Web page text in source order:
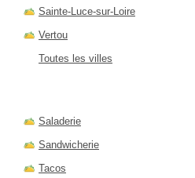
Sainte-Luce-sur-Loire
Vertou
Toutes les villes
Saladerie
Sandwicherie
Tacos